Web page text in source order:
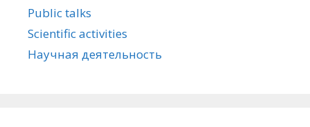
Public talks
Scientific activities
Научная деятельность